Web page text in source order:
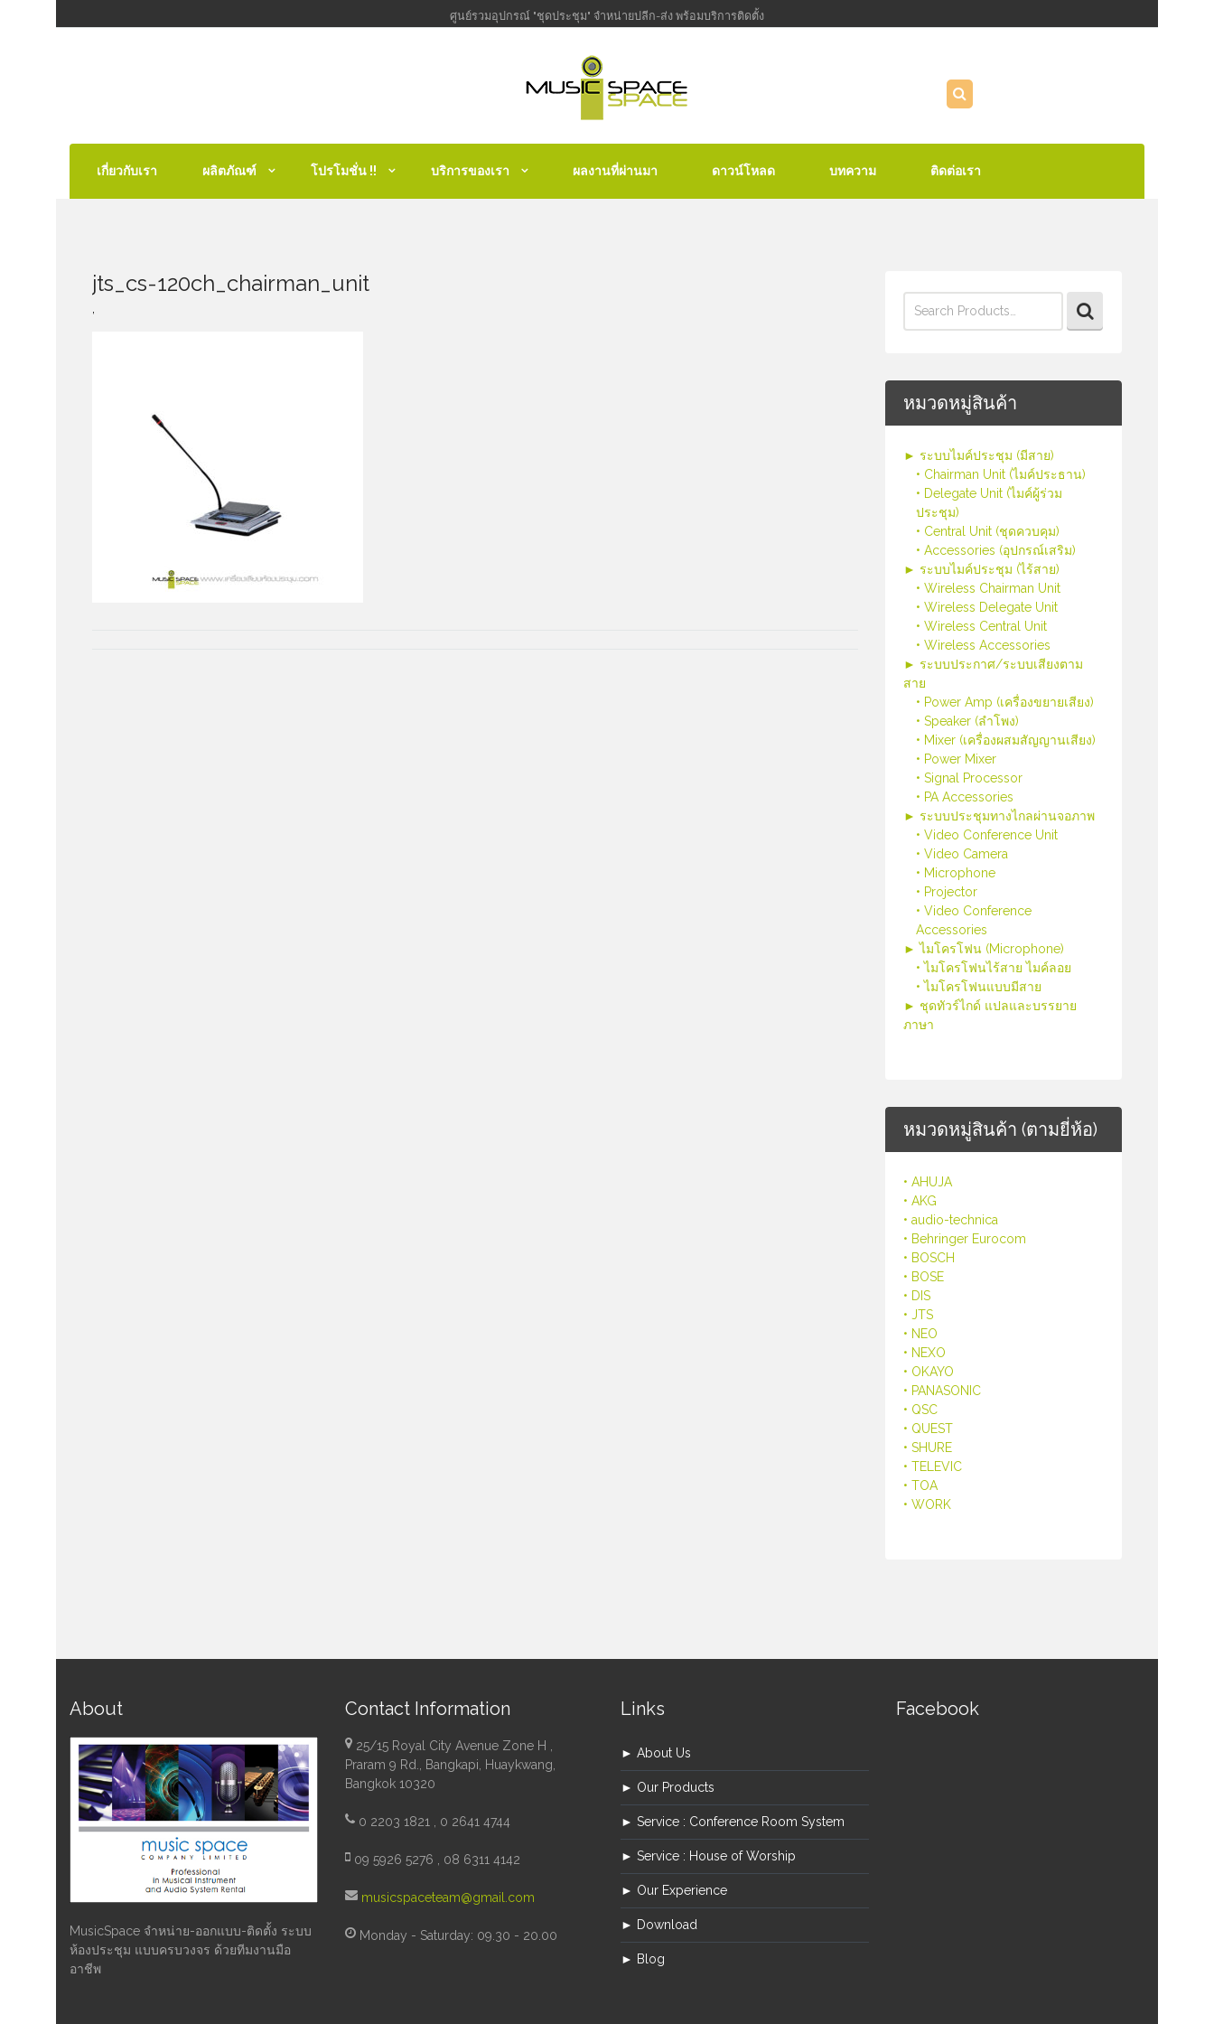
ศูนย์รวมอุปกรณ์ "ชุดประชุม" จำหน่ายปลีก-ส่ง พร้อมบริการติดตั้ง
เกี่ยวกับเรา ผลิตภัณฑ์ โปรโมชั่น !! บริการของเรา ผลงานที่ผ่านมา ดาวน์โหลด บทความ ติดต่อเรา
for:
หมวดหมู่สินค้า
► ระบบไมค์ประชุม (มีสาย)
• Chairman Unit (ไมค์ประธาน)
• Delegate Unit (ไมค์ผู้ร่วม
ประชุม)
• Central Unit (ชุดควบคุม)
• Accessories (อุปกรณ์เสริม)
► ระบบไมค์ประชุม (ไร้สาย)
• Wireless Chairman Unit
• Wireless Delegate Unit
• Wireless Central Unit
• Wireless Accessories
► ระบบประกาศ/ระบบเสียงตาม
สาย
• Power Amp (เครื่องขยายเสียง)
• Speaker (ลำโพง)
• Mixer (เครื่องผสมสัญญานเสียง)
• Power Mixer
• Signal Processor
• PA Accessories
► ระบบประชุมทางไกลผ่านจอภาพ
• Video Conference Unit
• Video Camera
• Microphone
• Projector
• Video Conference
Accessories
► ไมโครโฟน (Microphone)
• ไมโครโฟนไร้สาย ไมค์ลอย
• ไมโครโฟนแบบมีสาย
► ชุดทัวร์ไกด์ แปลและบรรยาย
ภาษา
หมวดหมู่สินค้า (ตามยี่ห้อ)
• AHUJA
• AKG
• audio-technica
• Behringer Eurocom
• BOSCH
• BOSE
• DIS
• JTS
• NEO
• NEXO
• OKAYO
• PANASONIC
• QSC
• QUEST
• SHURE
• TELEVIC
• TOA
• WORK
jts_cs-120ch_chairman_unit
About
MusicSpace จำหน่าย-ออกแบบ-ติดตั้ง ระบบ
ห้องประชุม แบบครบวงจร ด้วยทีมงานมือ
อาชีพ
Contact Information
25/15 Royal City Avenue Zone H ,
Praram 9 Rd., Bangkapi, Huaykwang,
Bangkok 10320
0 2203 1821 , 0 2641 4744
09 5926 5276 , 08 6311 4142
musicspaceteam@gmail.com
Monday - Saturday: 09.30 - 20.00
Links
► About Us
► Our Products
► Service : Conference Room System
► Service : House of Worship
► Our Experience
► Download
► Blog
Facebook